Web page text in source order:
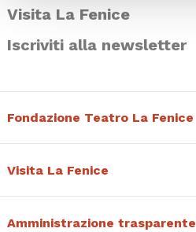
Visita La Fenice
Iscriviti alla newsletter
Fondazione Teatro La Fenice
Visita La Fenice
Amministrazione trasparente